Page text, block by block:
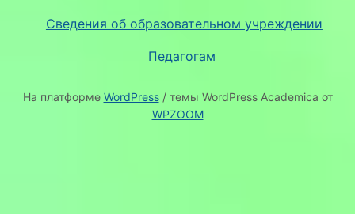
Сведения об образовательном учреждении
Педагогам
На платформе WordPress/ темы WordPress Academica от
WPZOOM